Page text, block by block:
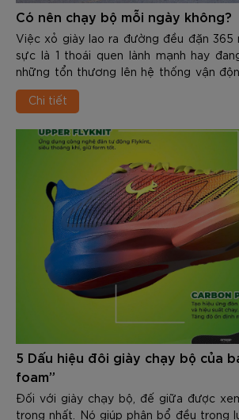
Có nên chạy bộ mỗi ngày không?
Việc xỏ giày lao ra đường đều đặn 365
sực là 1 thoái quen lành mạnh hay
những tổn thương lên hệ thống vận
nội dung dưới đây các bạn hãy cùng
tiết về Có nên chạy bộ mỗi ngày không,
Chi tiết
5 Dấu hiệu đôi giày chạy bộ của
foam”
Đối với giày chạy bộ, đế giữa được
trọng nhất. Nó giúp phân bổ đều trọng